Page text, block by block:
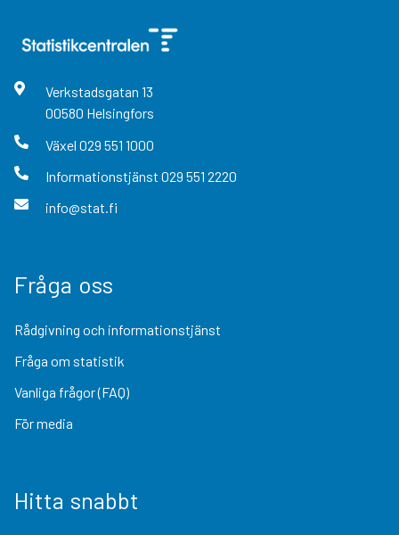
Verkstadsgatan 13
00580 Helsingfors
Växel 029 551 1000
Informationstjänst 029 551 2220
info@stat.fi
Fråga oss
Rådgivning och informationstjänst
Fråga om statistik
Vanliga frågor (FAQ)
För media
Hitta snabbt